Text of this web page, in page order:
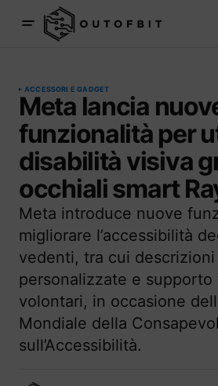
ACCESSORI E GADGET
Meta lancia
funzionalità per
disabilità visiva
occhiali smart
Meta introduce nuove
migliorare l’accessibilità
vedenti, tra cui
personalizzate e supporto
volontari, in occasione
Mondiale della
sull’Accessibilità.